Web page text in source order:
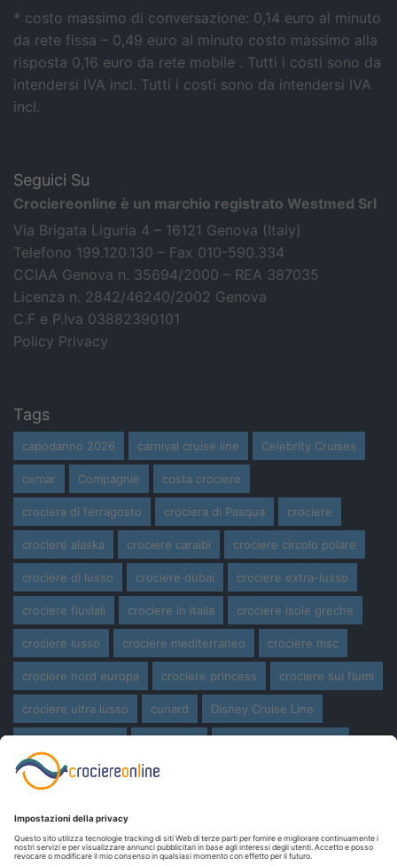
* costo massimo di conversazione: 0,14 euro al minuto
da rete fissa – 0,49 euro al minuto costo massimo alla
risposta 0,16 euro da rete mobile . Tutti i costi sono da
intendersi IVA incl. Tutti i costi sono da intendersi IVA
incl.
Seguici Su
Crociereonline è un marchio registrato Westmed Srl
Via Brigata Liguria 4 – 16121 Genova (Italy)
Telefono 199.120.130 – Fax 010-590.334
CCIAA Genova n. 35694/2000 – REA 387035
Licenza n. 2842/46240/2002 Genova
C.F e P.Iva 03882390101
Policy Privacy
Tags
capodanno 2026 carnival cruise line Celebrity Cruises
cemar Compagnie costa crociere
crociera di ferragosto crociera di Pasqua crociere
crociere alaska crociere caraibi crociere circolo polare
crociere di lusso crociere dubai crociere extra-lusso
crociere fluviali crociere in italia crociere isole greche
crociere lusso crociere mediterraneo crociere msc
crociere nord europa crociere princess crociere sui fiumi
crociere ultra lusso cunard Disney Cruise Line
giro del mondo miami
oceania cruises Pasqua Pasqua in crociera